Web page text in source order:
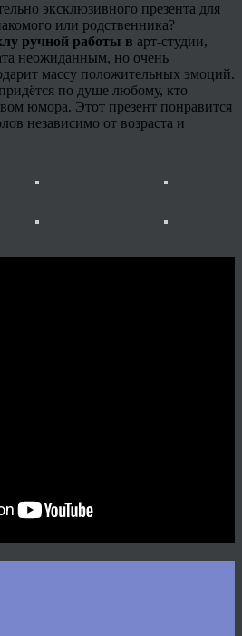
эксклюзивного презента для
или родственника?
ручной работы в арт-студии,
неожиданным, но очень
массу положительных эмоций.
по душе любому, кто
юмора. Этот презент понравится
независимо от возраста и